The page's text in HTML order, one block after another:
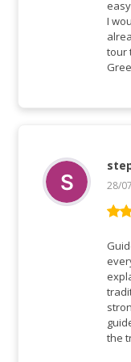
I
tour
of 5
28/
the